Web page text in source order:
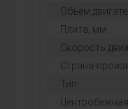
Объем
Плита, мм
Скорость
Страна-
Тип